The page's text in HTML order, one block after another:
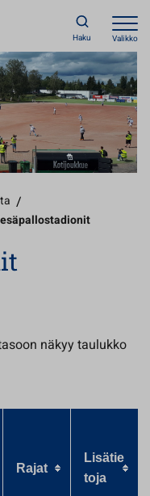
Haku Valikko
/
näkyy taulukko
Rajat
Lisätie
toja